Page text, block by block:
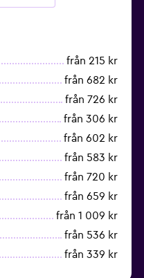
från 215 kr
från 682 kr
från 726 kr
från 306 kr
från 602 kr
från 583 kr
från 720 kr
från 659 kr
från 1 009 kr
från 536 kr
från 339 kr